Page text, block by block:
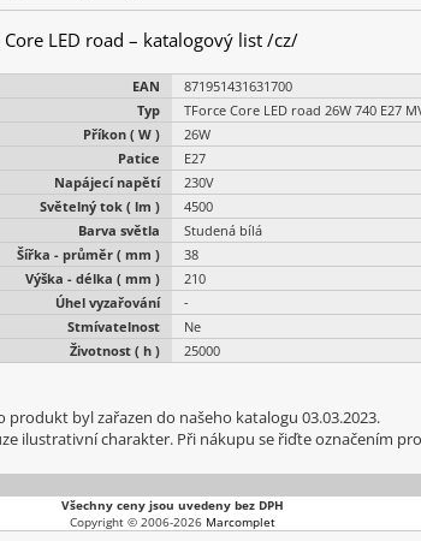
LED road – katalogový list /cz/
EAN
871951431631700
Typ
TForce Core LED road 26W 740 E27
Příkon ( W )
26W
Patice
E27
Napájecí napětí
230V
Světelný tok ( lm )
4500
Barva světla
Studená bílá
Šířka - průměr ( mm )
38
Výška - délka ( mm )
210
Úhel vyzařování
-
Stmívatelnost
Ne
Životnost ( h )
25000
produkt byl zařazen do našeho katalogu 03.03.2023.
ilustrativní charakter. Při nákupu se řiďte označením
Všechny ceny jsou uvedeny bez DPH
Copyright © 2006-2026 Marcomplet